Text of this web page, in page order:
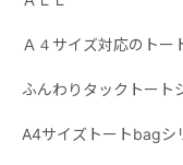
Ａ４サイズ対応のトー
ふんわりタックトート
A4サイズトートbagシ